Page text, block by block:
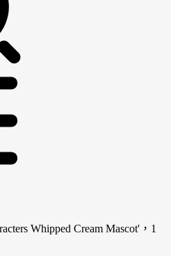
Whipped Cream Mascot'，1